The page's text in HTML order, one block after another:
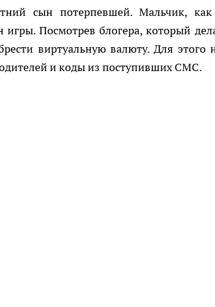
сын потерпевшей. Мальчик, как
Посмотрев блогера, который
виртуальную валюту. Для этого
и коды из поступивших СМС.